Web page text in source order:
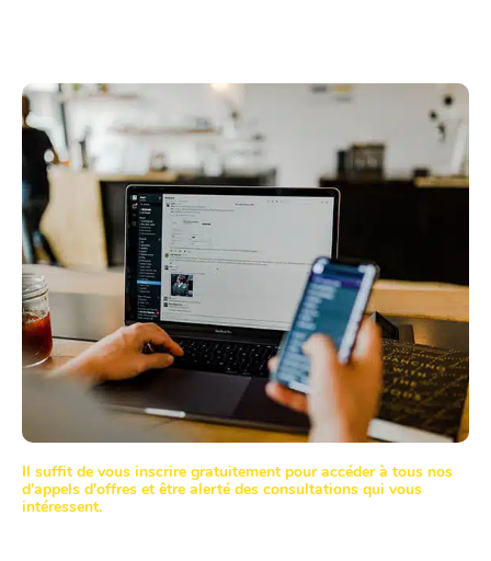
Il suffit de vous inscrire gratuitement pour accéder à tous nos
d'appels d'offres et être alerté des consultations qui vous
intéressent.